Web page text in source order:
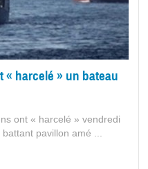
« harcelé » un bateau
ont « harcelé » vendredi
pavillon amé ...